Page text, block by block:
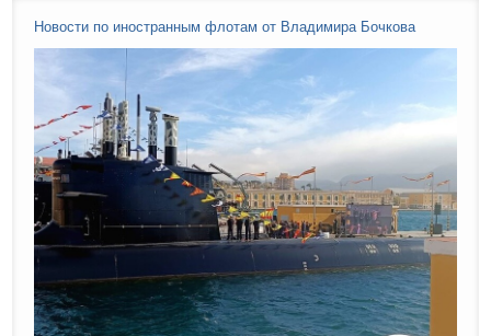
Новости по иностранным флотам от Владимира Бочкова